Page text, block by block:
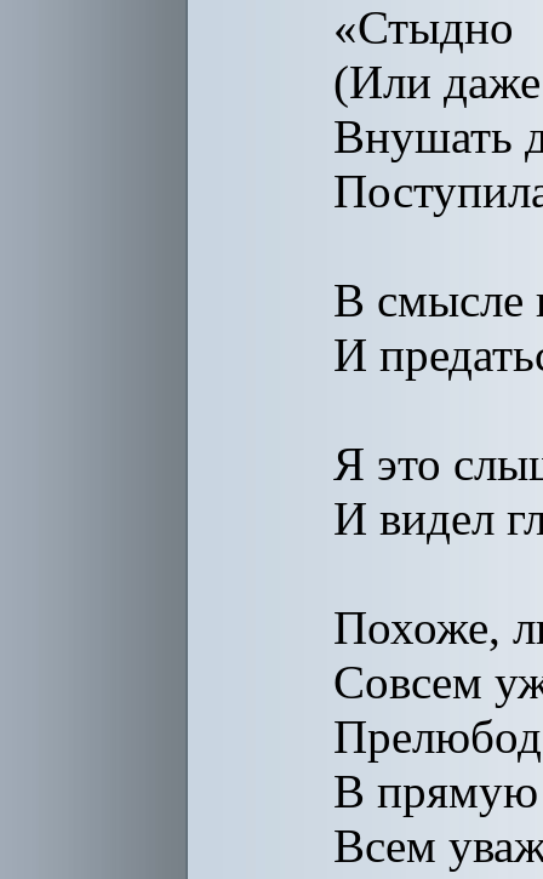
«Стыдно
(Или даже
Внушать
В смысле
И
Я это
И видел
Похоже,
Совсем
В прямую
Всем